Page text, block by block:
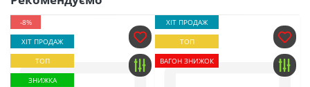
-8%
ХІТ ПРОДАЖ
ТОП
ЗНИЖКА
ХІТ ПРОДАЖ
ТОП
ВАГОН ЗНИЖОК